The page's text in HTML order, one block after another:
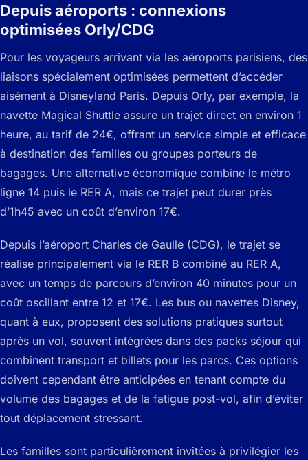
Depuis aéroports : connexions
optimisées Orly/CDG
Pour les voyageurs arrivant via les aéroports parisiens, des
liaisons spécialement optimisées permettent d’accéder
aisément à Disneyland Paris. Depuis Orly, par exemple, la
navette Magical Shuttle assure un trajet direct en environ 1
heure, au tarif de 24€, offrant un service simple et efficace
à destination des familles ou groupes porteurs de
bagages. Une alternative économique combine le métro
ligne 14 puis le RER A, mais ce trajet peut durer près
d’1h45 avec un coût d’environ 17€.
Depuis l’aéroport Charles de Gaulle (CDG), le trajet se
réalise principalement via le RER B combiné au RER A,
avec un temps de parcours d’environ 40 minutes pour un
coût oscillant entre 12 et 17€. Les bus ou navettes Disney,
quant à eux, proposent des solutions pratiques surtout
après un vol, souvent intégrées dans des packs séjour qui
combinent transport et billets pour les parcs. Ces options
doivent cependant être anticipées en tenant compte du
volume des bagages et de la fatigue post-vol, afin d’éviter
tout déplacement stressant.
Les familles sont particulièrement invitées à privilégier les